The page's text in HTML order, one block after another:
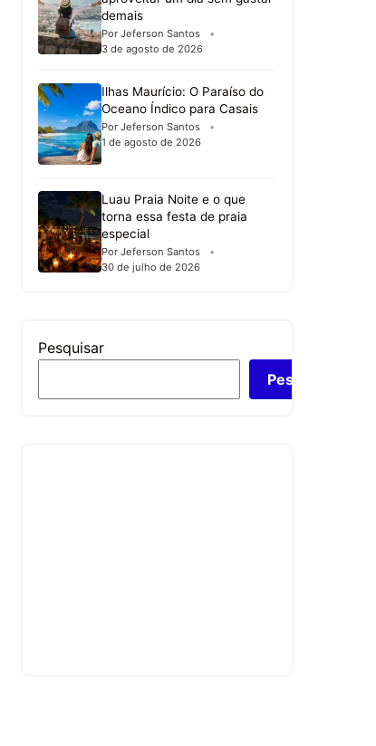
demais
Por Jeferson Santos
3 de agosto de 2026
Ilhas Maurício: O Paraíso do
Oceano Índico para Casais
Por Jeferson Santos
1 de agosto de 2026
Luau Praia Noite e o que
torna essa festa de praia
especial
Por Jeferson Santos
30 de julho de 2026
Pesquisar
Pesquisar